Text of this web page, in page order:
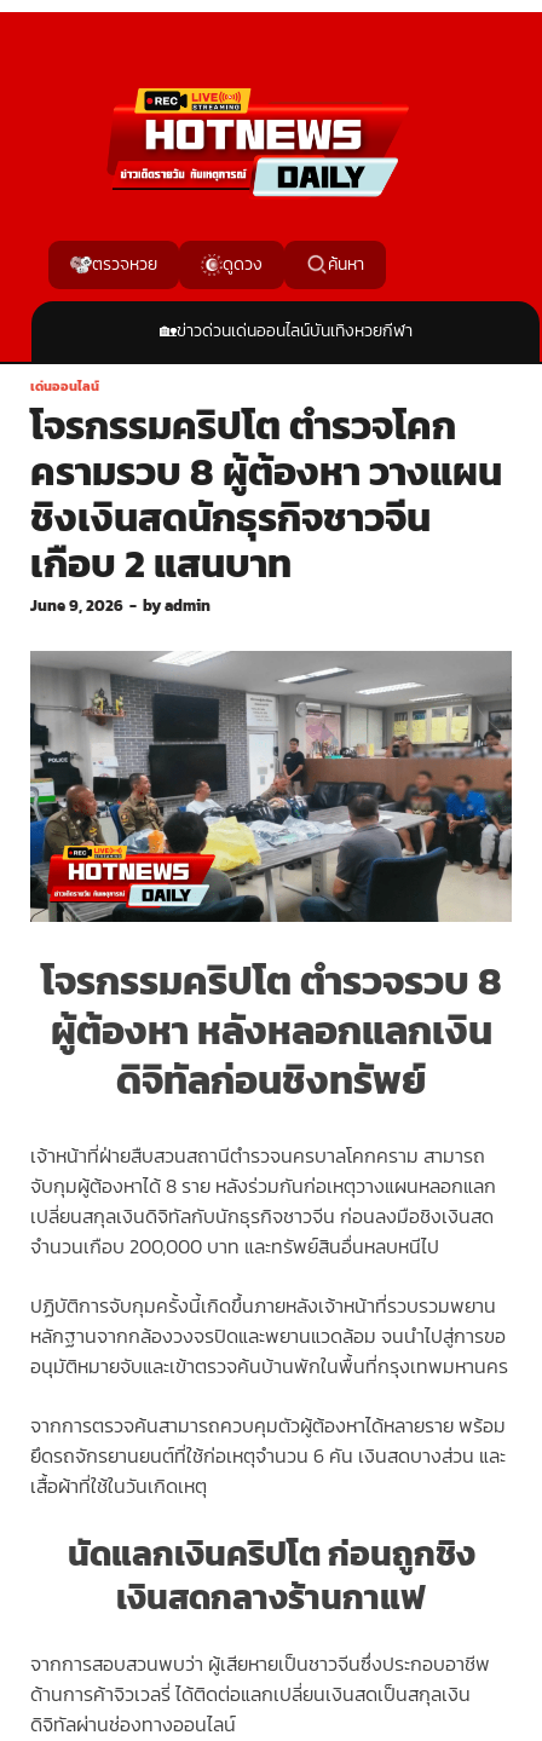
ตรวจหวย ดูดวง ค้นหา
🏡ข่าวด่วนเด่นออนไลน์บันเทิงหวยกีฬา
เด่นออนไลน์
โจรกรรมคริปโต ตำรวจโคก
ครามรวบ 8 ผู้ต้องหา วางแผน
ชิงเงินสดนักธุรกิจชาวจีน
เกือบ 2 แสนบาท
June 9, 2026 - byadmin
โจรกรรมคริปโต ตำรวจรวบ 8
ผู้ต้องหา หลังหลอกแลกเงิน
ดิจิทัลก่อนชิงทรัพย์
เจ้าหน้าที่ฝ่ายสืบสวนสถานีตำรวจนครบาลโคกคราม สามารถ
จับกุมผู้ต้องหาได้ 8 ราย หลังร่วมกันก่อเหตุวางแผนหลอกแลก
เปลี่ยนสกุลเงินดิจิทัลกับนักธุรกิจชาวจีน ก่อนลงมือชิงเงินสด
จำนวนเกือบ 200,000 บาท และทรัพย์สินอื่นหลบหนีไป
ปฏิบัติการจับกุมครั้งนี้เกิดขึ้นภายหลังเจ้าหน้าที่รวบรวมพยาน
หลักฐานจากกล้องวงจรปิดและพยานแวดล้อม จนนำไปสู่การขอ
อนุมัติหมายจับและเข้าตรวจค้นบ้านพักในพื้นที่กรุงเทพมหานคร
จากการตรวจค้นสามารถควบคุมตัวผู้ต้องหาได้หลายราย พร้อม
ยึดรถจักรยานยนต์ที่ใช้ก่อเหตุจำนวน 6 คัน เงินสดบางส่วน และ
เสื้อผ้าที่ใช้ในวันเกิดเหตุ
นัดแลกเงินคริปโต ก่อนถูกชิง
เงินสดกลางร้านกาแฟ
จากการสอบสวนพบว่า ผู้เสียหายเป็นชาวจีนซึ่งประกอบอาชีพ
ด้านการค้าจิวเวลรี่ ได้ติดต่อแลกเปลี่ยนเงินสดเป็นสกุลเงิน
ดิจิทัลผ่านช่องทางออนไลน์